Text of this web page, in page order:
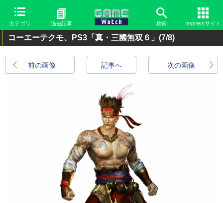
カテゴリ 過去記事 検索 Impressサイト
コーエーテクモ、PS3「真・三國無双６」 (7/8)
前の画像 次の画像
記事へ